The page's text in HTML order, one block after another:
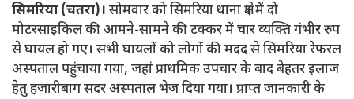
सिमरिया (चतरा)। सोमवार को सिमरिया थाना क्षेत्र में दो
मोटरसाइकिल की आमने-सामने की टक्कर में चार व्यक्ति गंभीर रुप
से घायल हो गए। सभी घायलों को लोगों की मदद से सिमरिया रेफरल
अस्पताल पहुंचाया गया, जहां प्राथमिक उपचार के बाद बेहतर इलाज
हेतु हजारीबाग सदर अस्पताल भेज दिया गया। प्राप्त जानकारी के